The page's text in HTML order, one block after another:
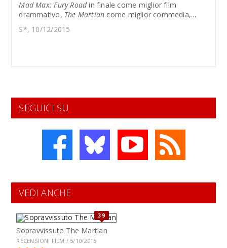
Mad Max: Fury Roadin finale come miglior film
drammativo, The Martian come miglior commedia,...
S*, 10/12/2015
SEGUICI SU
VEDI ANCHE
39
Sopravvissuto The Martian
RECENSIONI FILM / 5/10/2015